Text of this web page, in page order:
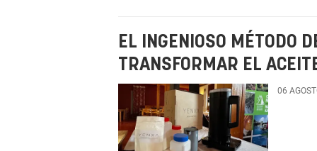
EL INGENIOSO MÉTODO
TRANSFORMAR EL
06